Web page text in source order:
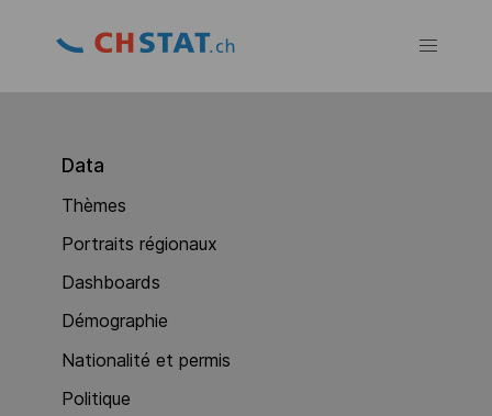
Data
Thèmes
Portraits régionaux
Dashboards
Démographie
Nationalité et permis
Politique